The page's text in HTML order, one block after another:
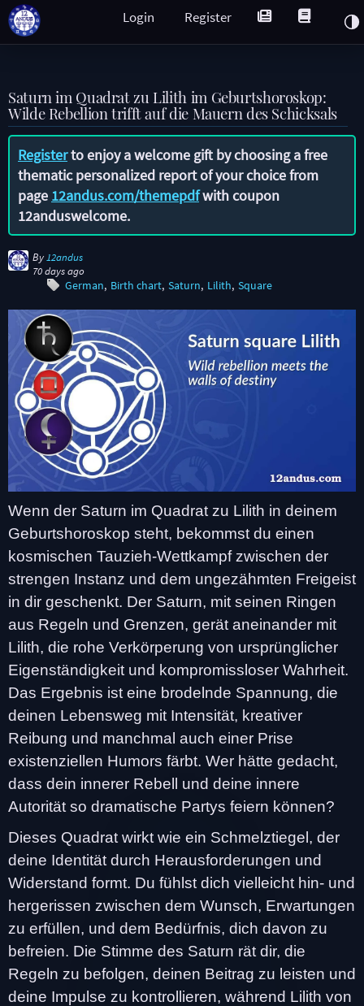
Register
Login
Saturn im Quadrat zu Lilith im Geburtshoroskop:
Wilde Rebellion trifft auf die Mauern des Schicksals
Registerto enjoy a welcome gift by choosing a free
thematic personalized report of your choice from
page 12andus.com/themepdfwith coupon
12anduswelcome.
By 12andus
70 days ago
German Birth chart Saturn Lilith Square
Wenn der Saturn im Quadrat zu Lilith in deinem
Geburtshoroskop steht, bekommst du einen
kosmischen Tauzieh-Wettkampf zwischen der
strengen Instanz und dem ungezähmten Freigeist
in dir geschenkt. Der Saturn, mit seinen Ringen
aus Regeln und Grenzen, gerät aneinander mit
Lilith, die rohe Verkörperung von ursprünglicher
Eigenständigkeit und kompromissloser Wahrheit.
Das Ergebnis ist eine brodelnde Spannung, die
deinen Lebensweg mit Intensität, kreativer
Reibung und manchmal auch einer Prise
existenziellen Humors färbt. Wer hätte gedacht,
dass dein innerer Rebell und deine innere
Autorität so dramatische Partys feiern können?
Dieses Quadrat wirkt wie ein Schmelztiegel, der
deine Identität durch Herausforderungen und
Widerstand formt. Du fühlst dich vielleicht hin- und
hergerissen zwischen dem Wunsch, Erwartungen
zu erfüllen, und dem Bedürfnis, dich davon zu
befreien. Die Stimme des Saturn rät dir, die
Regeln zu befolgen, deinen Beitrag zu leisten und
deine Impulse zu kontrollieren, während Lilith von